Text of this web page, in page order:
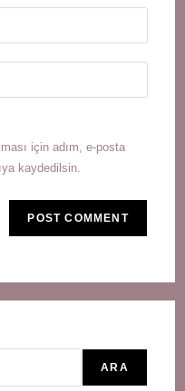
için adım, e-posta
kaydedilsin.
ARA